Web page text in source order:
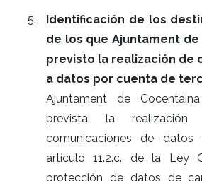
Identificación de los
de los que Ajuntament
previsto la realización de
a datos por cuenta de
Ajuntament de
prevista la
comunicaciones de
artículo 11.2.c. de la Ley
protección de datos de